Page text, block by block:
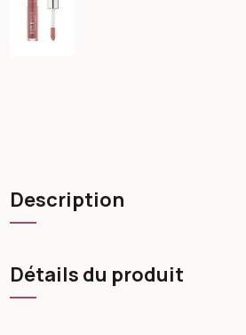
Description
Détails du produit